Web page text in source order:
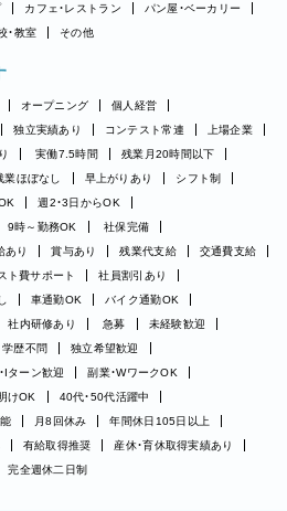
カフェ・レストラン
パン屋・ベーカリー
・教室 その他
オープニング
個人経営
独立実績あり コンテスト常連
上場企業
実働7.5時間
残業月20時間以下
業ほぼなし 早上がりあり
シフト制
週2・3日からOK
9時～勤務OK
社保完備
あり 賞与あり 残業代支給
交通費支給
ト費サポート
社員割引あり
車通勤OK
バイク通勤OK
社内研修あり 急募
未経験歓迎
学歴不問
独立希望歓迎
Iターン歓迎
副業・WワークOK
けOK
40代・50代活躍中
月8回休み
年間休日105日以上
有給取得推奨
産休・育休取得実績あり
完全週休二日制